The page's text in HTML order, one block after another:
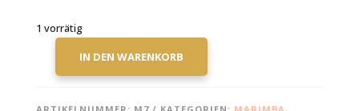
1 vorrätig
IN DEN WARENKORB